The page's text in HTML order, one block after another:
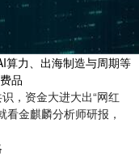
算力、出海制造与周期等
品
，资金大进大出“网红
金麒麟分析师研报，